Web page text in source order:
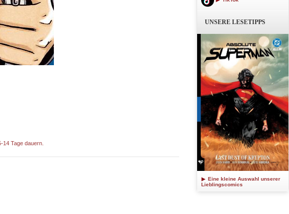
Tage dauern.
UNSERE LESETIPPS
Eine kleine Auswahl unserer
Lieblingscomics